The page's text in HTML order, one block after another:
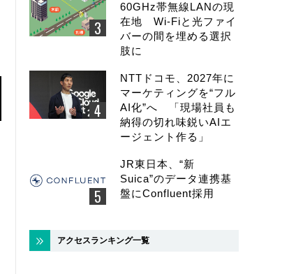
60GHz帯無線LANの現
在地 Wi-Fiと光ファイ
バーの間を埋める選択
肢に
NTTドコモ、2027年に
マーケティングを“フル
AI化”へ 「現場社員も
納得の切れ味鋭いAIエ
ージェント作る」
JR東日本、“新
Suica”のデータ連携基
盤にConfluent採用
アクセスランキング一覧